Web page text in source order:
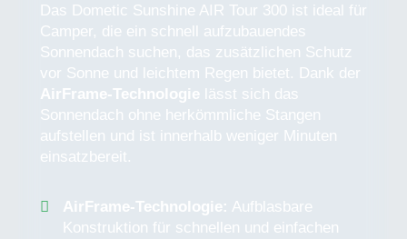
Das Dometic Sunshine AIR Tour 300 ist ideal für
Camper, die ein schnell aufzubauendes
Sonnendach suchen, das zusätzlichen Schutz
vor Sonne und leichtem Regen bietet. Dank der
AirFrame-Technologie lässt sich das
Sonnendach ohne herkömmliche Stangen
aufstellen und ist innerhalb weniger Minuten
einsatzbereit.
AirFrame-Technologie: Aufblasbare
Konstruktion für schnellen und einfachen